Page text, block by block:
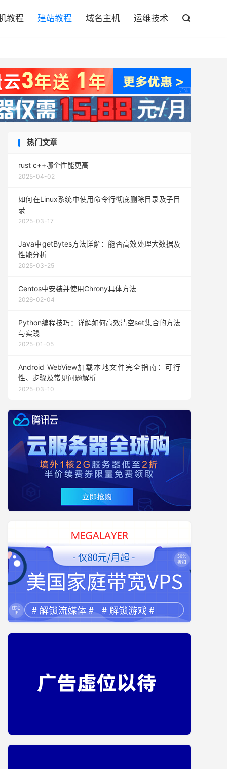
教程 建站教程 域名主机 运维技术 
热门文章
rust c++哪个性能更高
2025-04-02
如何在Linux系统中使用命令行彻底删除目录及子目
录
2025-03-17
Java中getBytes方法详解：能否高效处理大数据及
性能分析
2025-03-25
Centos中安装并使用Chrony具体方法
2026-02-04
Python编程技巧：详解如何高效清空set集合的方法
与实践
2025-01-05
Android WebView加载本地文件完全指南：可行
性、步骤及常见问题解析
2025-03-10